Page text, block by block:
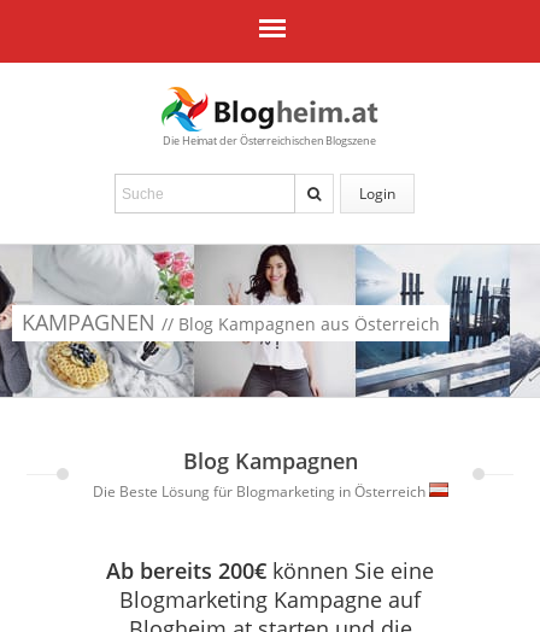
Die Heimat der Österreichischen Blogszene
Login
KAMPAGNEN // Blog Kampagnen aus Österreich
Blog Kampagnen
Die Beste Lösung für Blogmarketing in Österreich
Ab bereits 200€ können Sie eine
Blogmarketing Kampagne auf